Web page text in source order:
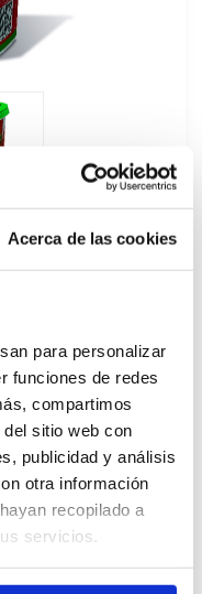
Acerca de las cookies
para personalizar
funciones de redes
compartimos
sitio web con
publicidad y análisis
otra información
recopilado a
servicios.
Deshidratada
67789950